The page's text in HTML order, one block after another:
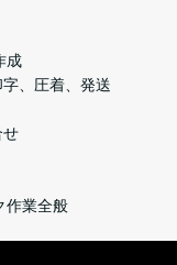
成
、圧着、発送
せ
作業全般